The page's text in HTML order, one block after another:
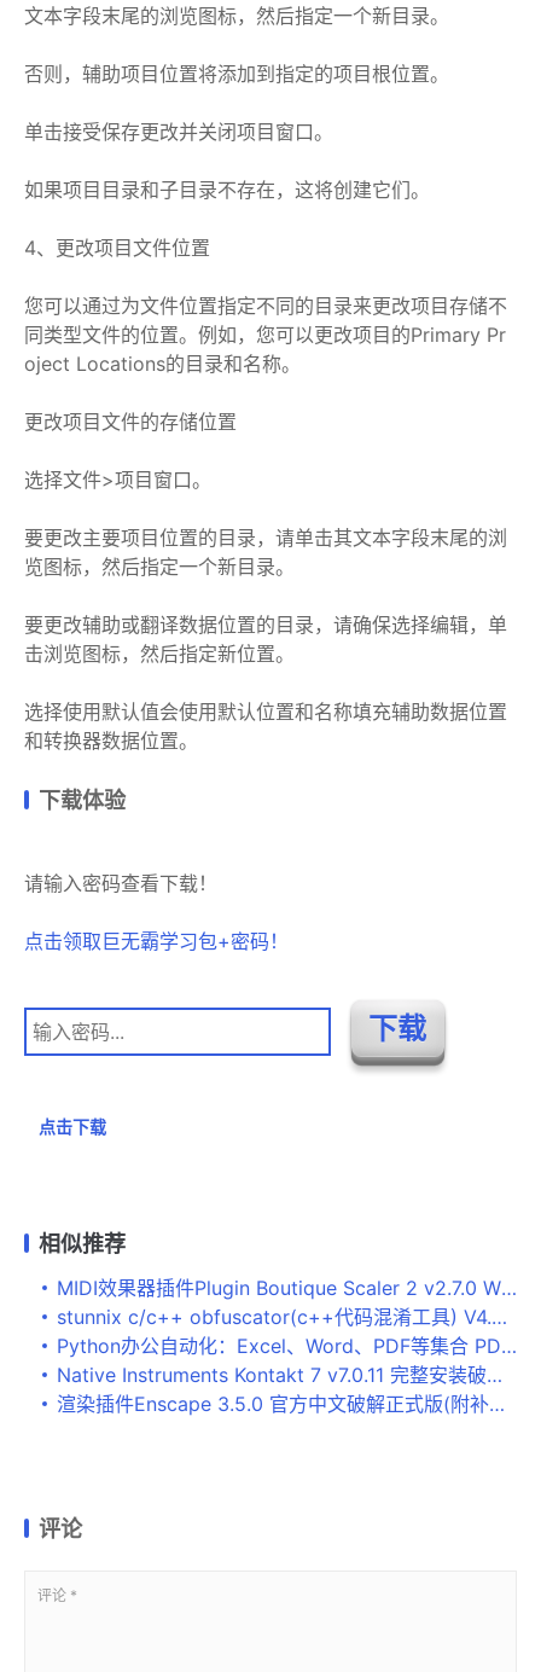
文本字段末尾的浏览图标，然后指定一个新目录。
否则，辅助项目位置将添加到指定的项目根位置。
单击接受保存更改并关闭项目窗口。
如果项目目录和子目录不存在，这将创建它们。
4、更改项目文件位置
您可以通过为文件位置指定不同的目录来更改项目存储不
同类型文件的位置。例如，您可以更改项目的Primary Pr
oject Locations的目录和名称。
更改项目文件的存储位置
选择文件>项目窗口。
要更改主要项目位置的目录，请单击其文本字段末尾的浏
览图标，然后指定一个新目录。
要更改辅助或翻译数据位置的目录，请确保选择编辑，单
击浏览图标，然后指定新位置。
选择使用默认值会使用默认位置和名称填充辅助数据位置
和转换器数据位置。
下载体验
请输入密码查看下载！
点击领取巨无霸学习包+密码！
点击下载
相似推荐
MIDI效果器插件Plugin Boutique Scaler 2 v2.7.0 Win免费注册破解版(含方法)
stunnix c/c++ obfuscator(c++代码混淆工具) V4.9 官方正式版
Python办公自动化：Excel、Word、PDF等集合 PDF完整版
Native Instruments Kontakt 7 v7.0.11 完整安装破解版(附破解文件+教程)
渲染插件Enscape 3.5.0 官方中文破解正式版(附补丁+安装教程)
评论